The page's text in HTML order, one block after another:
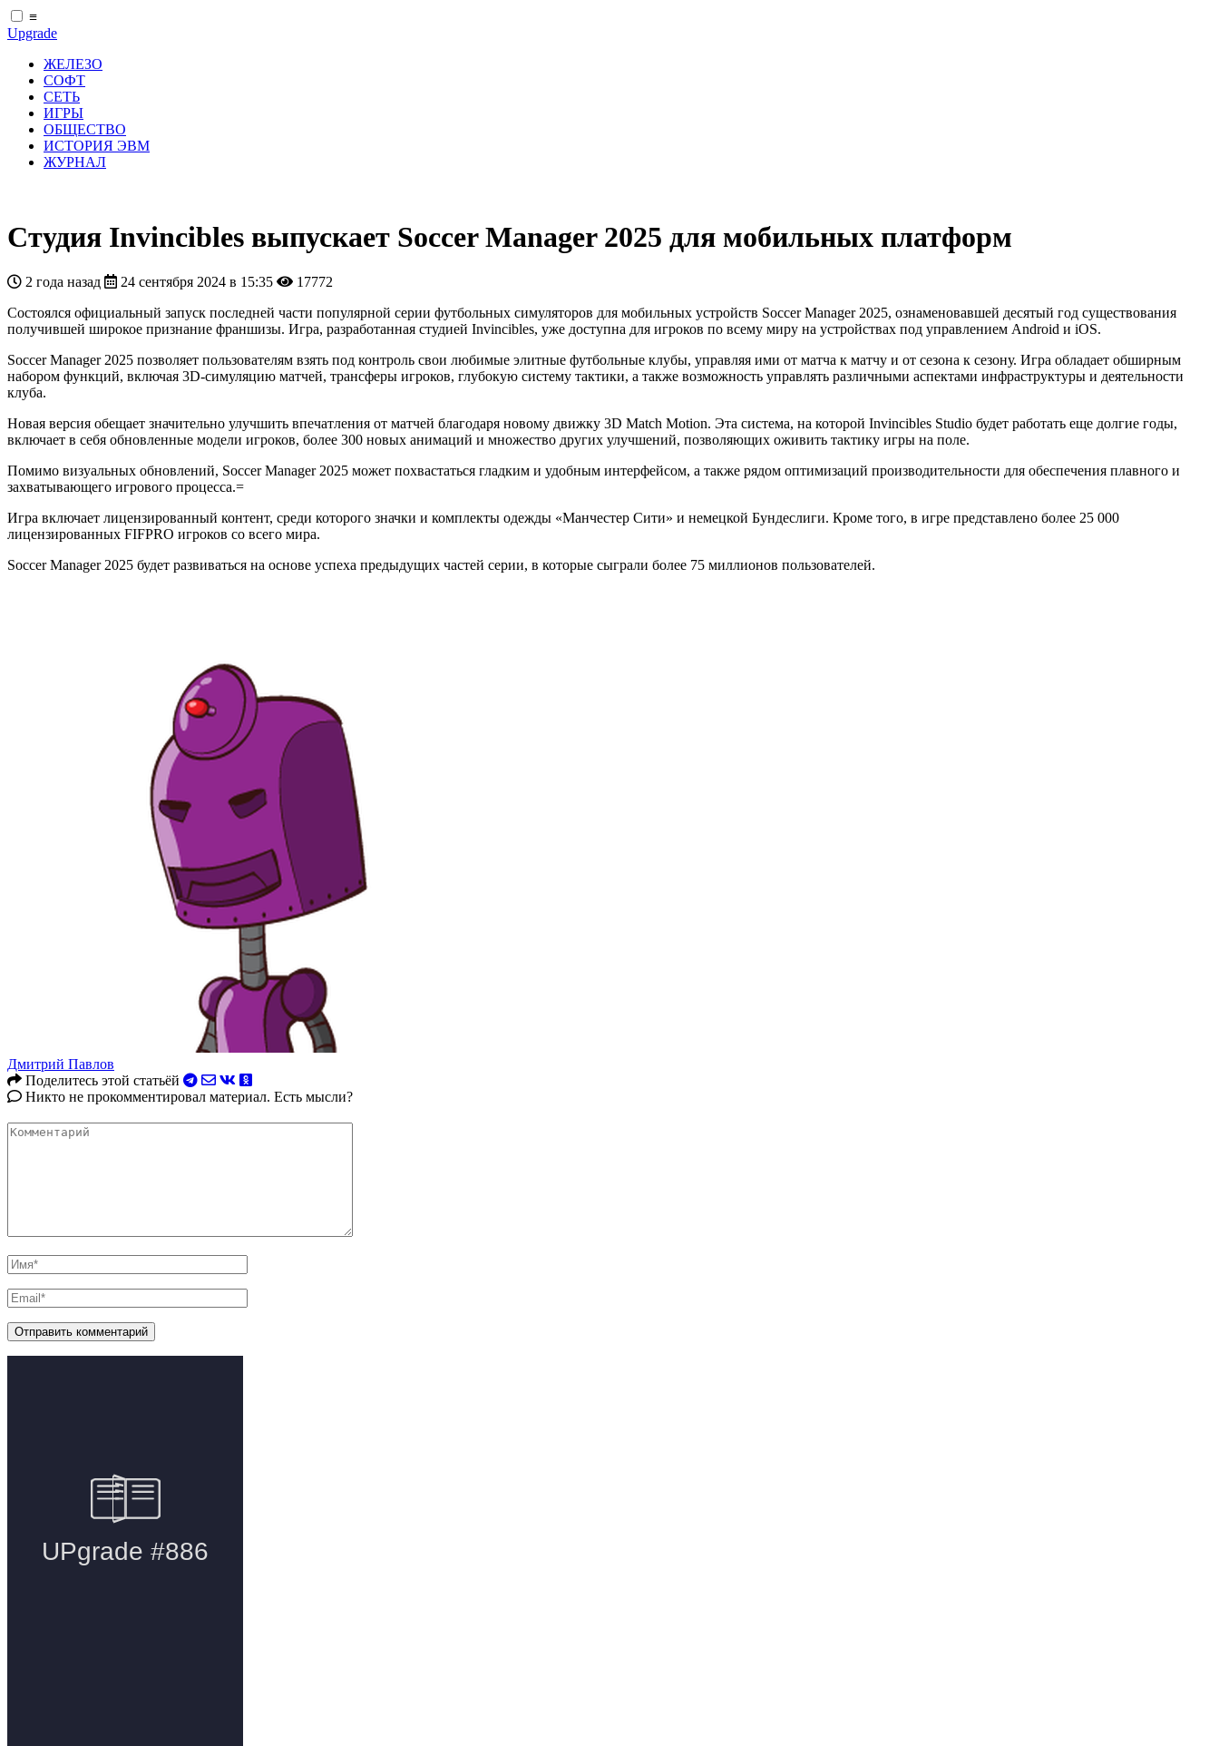
≡
Upgrade
ЖЕЛЕЗО
СОФТ
СЕТЬ
ИГРЫ
ОБЩЕСТВО
ИСТОРИЯ ЭВМ
ЖУРНАЛ
Студия Invincibles выпускает Soccer Manager 2025 для мобильных платформ
2 года назад 24 сентября 2024 в 15:35
17772
Состоялся официальный запуск последней части популярной серии футбольных симуляторов для мобильных устройств Soccer Manager 2025, ознаменовавшей десятый год существования
получившей широкое признание франшизы. Игра, разработанная студией Invincibles, уже доступна для игроков по всему миру на устройствах под управлением Android и iOS.
Soccer Manager 2025 позволяет пользователям взять под контроль свои любимые элитные футбольные клубы, управляя ими от матча к матчу и от сезона к сезону. Игра обладает обширным
набором функций, включая 3D-симуляцию матчей, трансферы игроков, глубокую систему тактики, а также возможность управлять различными аспектами инфраструктуры и деятельности
клуба.
Новая версия обещает значительно улучшить впечатления от матчей благодаря новому движку 3D Match Motion. Эта система, на которой Invincibles Studio будет работать еще долгие годы,
включает в себя обновленные модели игроков, более 300 новых анимаций и множество других улучшений, позволяющих оживить тактику игры на поле.
Помимо визуальных обновлений, Soccer Manager 2025 может похвастаться гладким и удобным интерфейсом, а также рядом оптимизаций производительности для обеспечения плавного и
захватывающего игрового процесса.=
Игра включает лицензированный контент, среди которого значки и комплекты одежды «Манчестер Сити» и немецкой Бундеслиги. Кроме того, в игре представлено более 25 000
лицензированных FIFPRO игроков со всего мира.
Soccer Manager 2025 будет развиваться на основе успеха предыдущих частей серии, в которые сыграли более 75 миллионов пользователей.
Дмитрий Павлов
Поделитесь этой статьёй
Никто не прокомментировал материал. Есть мысли?